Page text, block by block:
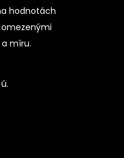
hodnotách
míru.